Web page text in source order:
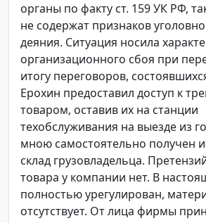
органы по факту ст. 159 УК РФ,
не содержат признаков
деяния. Ситуация носила
организационного сбоя при
итогу переговоров,
Ерохин предоставил доступ к
товаром, оставив их на станции
техобслуживания на выезде из
мною самостоятельно получен
склад грузовладельца.
товара у компании нет. В
полностью урегулирован,
отсутствует. От лица фирмы